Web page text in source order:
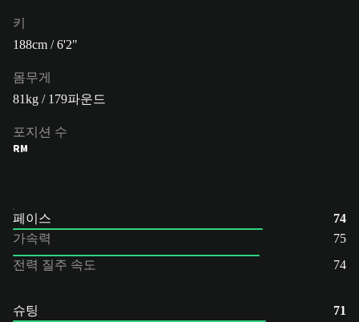
키
188cm / 6'2"
몸무게
81kg / 179파운드
포지션 수
RM
페이스
74
가속력
75
전력 질주 속도
74
슈팅
71